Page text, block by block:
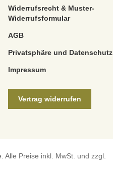
Widerrufsrecht & Muster-
Widerrufsformular
AGB
Privatsphäre und Datenschutz
Impressum
Vertrag widerrufen
Preise inkl. MwSt. und zzgl.